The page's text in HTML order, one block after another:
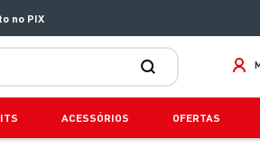
no PIX
ACESSÓRIOS OFERTAS